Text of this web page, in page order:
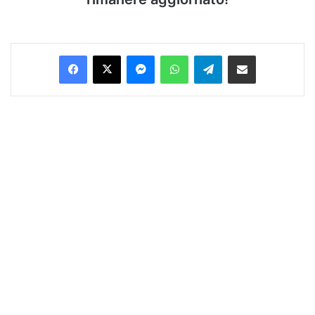
Facebook
X MessengerWhatsAppTelegramCondividi via Email